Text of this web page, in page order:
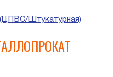
Штукатурная)